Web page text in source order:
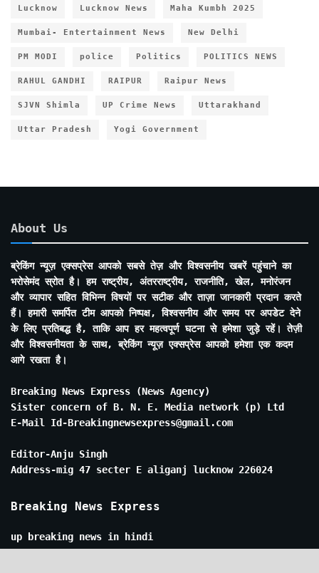
Lucknow Lucknow News Maha Kumbh 2025
Mumbai- Entertainment News New Delhi
PM MODI police Politics POLITICS NEWS
RAHUL GANDHI RAIPUR Raipur News
SJVN Shimla UP Crime News Uttarakhand
Uttar Pradesh Yogi Government
About Us
ब्रेकिंग न्यूज़ एक्सप्रेस आपको सबसे तेज़ और विश्वसनीय खबरें पहुंचाने का
भरोसेमंद स्रोत है। हम राष्ट्रीय, अंतरराष्ट्रीय, राजनीति, खेल, मनोरंजन
और व्यापार सहित विभिन्न विषयों पर सटीक और ताज़ा जानकारी प्रदान करते
हैं। हमारी समर्पित टीम आपको निष्पक्ष, विश्वसनीय और समय पर अपडेट देने
के लिए प्रतिबद्ध है, ताकि आप हर महत्वपूर्ण घटना से हमेशा जुड़े रहें। तेज़ी
और विश्वसनीयता के साथ, ब्रेकिंग न्यूज़ एक्सप्रेस आपको हमेशा एक कदम
आगे रखता है।
Breaking News Express (News Agency)
Sister concern of B. N. E. Media network (p) Ltd
E-Mail Id-Breakingnewsexpress@gmail.com
Editor-Anju Singh
Address-mig 47 secter E aliganj lucknow 226024
Breaking News Express
up breaking news in hindi